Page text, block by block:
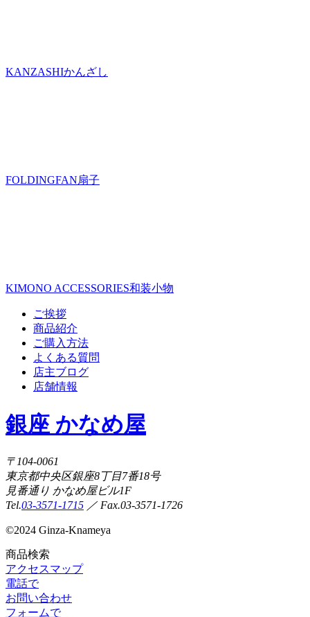
KANZASHIかんざし
FOLDINGFAN扇子
KIMONO ACCESSORIES和装小物
ご挨拶
商品紹介
ご購入方法
よくある質問
店主ブログ
店舗情報
銀座 かなめ屋
〒104-0061
東京都中央区銀座8丁目7番18号
見番通り かなめ屋ビル1F
Tel.03-3571-1715 ／ Fax.03-3571-1726
©2024 Ginza-Knameya
商品検索
アクセスマップ
電話で
お問い合わせ
フォームで